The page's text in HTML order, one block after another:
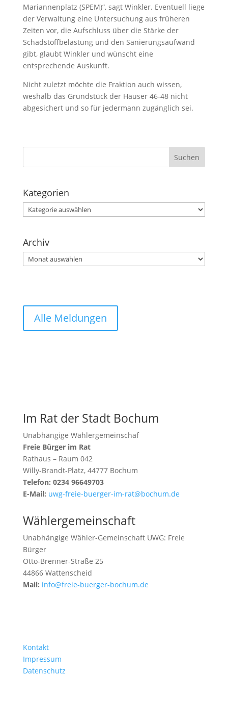
Mariannenplatz (SPEM)“, sagt Winkler. Eventuell liege
der Verwaltung eine Untersuchung aus früheren
Zeiten vor, die Aufschluss über die Stärke der
Schadstoffbelastung und den Sanierungsaufwand
gibt, glaubt Winkler und wünscht eine
entsprechende Auskunft.
Nicht zuletzt möchte die Fraktion auch wissen,
weshalb das Grundstück der Häuser 46-48 nicht
abgesichert und so für jedermann zugänglich sei.
Kategorien
Kategorien
Archiv
Archiv
Alle Meldungen
Im Rat der Stadt Bochum
Unabhängige Wählergemeinschaf
Freie Bürger im Rat
Rathaus – Raum 042
Willy-Brandt-Platz, 44777 Bochum
Telefon: 0234 96649703
E-Mail: uwg-freie-buerger-im-rat@bochum.de
Wählergemeinschaft
Unabhängige Wähler-Gemeinschaft UWG: Freie
Bürger
Otto-Brenner-Straße 25
44866 Wattenscheid
Mail: info@freie-buerger-bochum.de
Kontakt
Impressum
Datenschutz